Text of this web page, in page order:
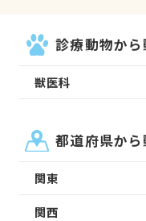
診療動物か
獣医科
都道府県か
関東
関西